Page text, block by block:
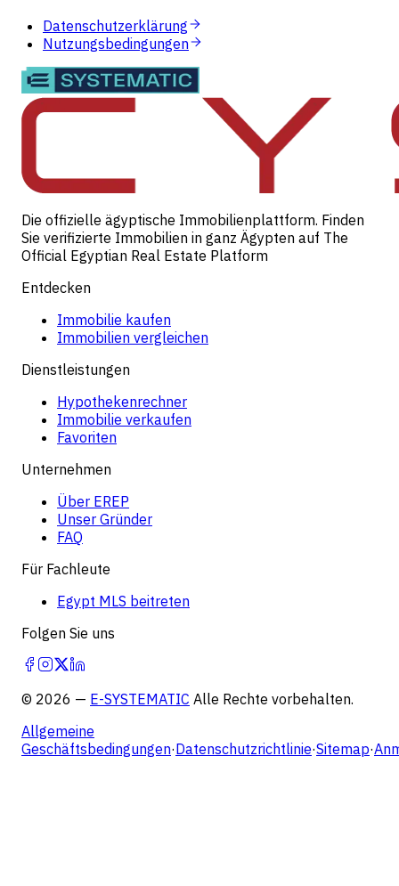
Datenschutzerklärung
Nutzungsbedingungen
Die offizielle ägyptische Immobilienplattform. Finden
Sie verifizierte Immobilien in ganz Ägypten auf The
Official Egyptian Real Estate Platform
Entdecken
Immobilie kaufen
Immobilien vergleichen
Dienstleistungen
Hypothekenrechner
Immobilie verkaufen
Favoriten
Unternehmen
Über EREP
Unser Gründer
FAQ
Für Fachleute
Egypt MLS beitreten
Folgen Sie uns
© 2026 — E-SYSTEMATIC Alle Rechte vorbehalten.
Allgemeine
Geschäftsbedingungen·Datenschutzrichtlinie·Sitemap·